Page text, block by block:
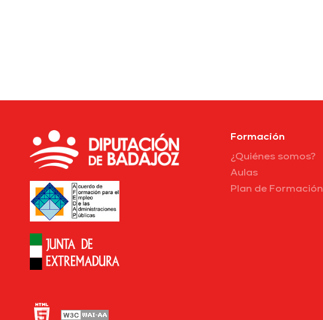
Formación
¿Quiénes somos?
Aulas
Plan de Formación